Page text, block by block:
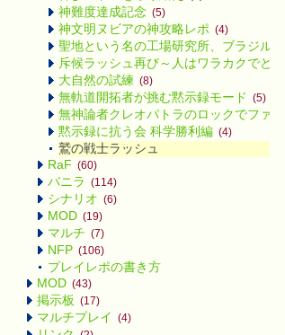
神難度達成記念 (5)
神文明ヌビアの神攻略レポ (4)
聖地という名の工場研究所、ブラジル
斥候ラッシュ再び～人はワラカクでど
大自然の試練 (8)
無軌道開拓者が挑む黙示録モード (5)
無神論者クレオパトラのロックでファ
黙示録に抗う会 科学勝利編 (4)
鷲の戦士ラッシュ
RaF (60)
バニラ (114)
シナリオ (6)
MOD (19)
マルチ (7)
NFP (106)
プレイレポの書き方
MOD (43)
掲示板 (17)
マルチプレイ (4)